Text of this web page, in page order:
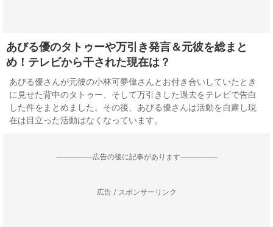
あびる優のタトゥーや万引き発言＆元彼を総まと
め！テレビから干された現在は？
あびる優さんが元彼の小林可夢偉さんとお付き合いしていたとき
に見せた背中のタトゥー、そして万引きした過去をテレビで告白
した件をまとめました。その後、あびる優さんは活動を自粛し現
在は目立った活動はなくなっています。
--------------------広告の後に記事があります--------------------
広告 / スポンサーリンク